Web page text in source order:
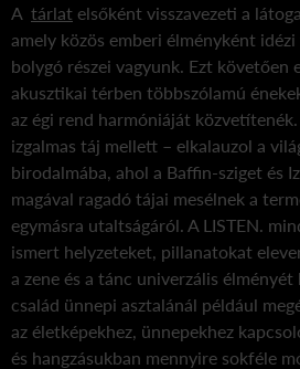
A tárlat elsőként visszavezeti a
amely közös emberi élményként
bolygó részei vagyunk. Ezt követően
akusztikai térben többszólamú
az égi rend harmóniáját
izgalmas táj mellett – elkalauzol a
birodalmába, ahol a Baffin-sziget és
magával ragadó tájai mesélnek a
egymásra utaltságáról. A LISTEN.
ismert helyzeteket, pillanatokat
a zene és a tánc univerzális élményét
család ünnepi asztalánál például
az életképekhez, ünnepekhez
és hangzásukban mennyire sokféle